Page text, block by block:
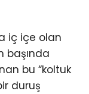
iç içe olan
başında
bu “koltuk
duruş